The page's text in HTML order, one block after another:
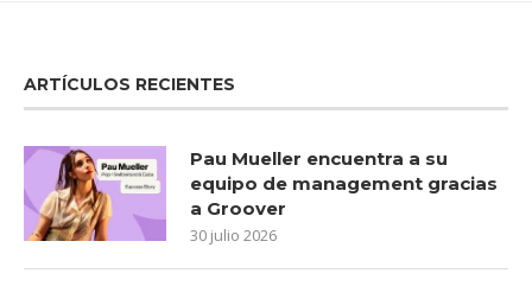
ARTÍCULOS RECIENTES
Pau Mueller encuentra a su
equipo de management gracias
a Groover
30 julio 2026